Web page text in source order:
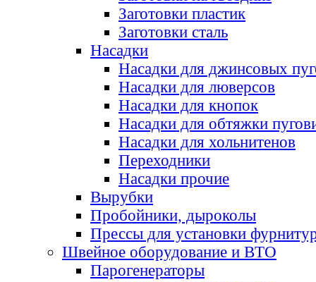
Заготовки пластик
Заготовки сталь
Насадки
Насадки для джинсовых
Насадки для люверсов
Насадки для кнопок
Насадки для обтяжки
Насадки для хольнитенов
Переходники
Насадки прочие
Вырубки
Пробойники, дыроколы
Прессы для установки
Швейное оборудование и ВТО
Парогенераторы